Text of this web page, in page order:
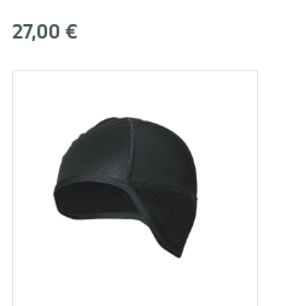
27,00 €